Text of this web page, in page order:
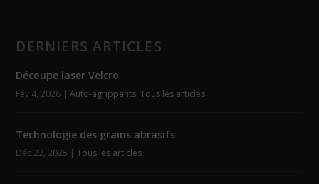
DERNIERS ARTICLES
Découpe laser Velcro
Fév 4, 2026 |Auto-agrippants,Tous les articles
Technologie des grains abrasifs
Déc 22, 2025 |Tous les articles